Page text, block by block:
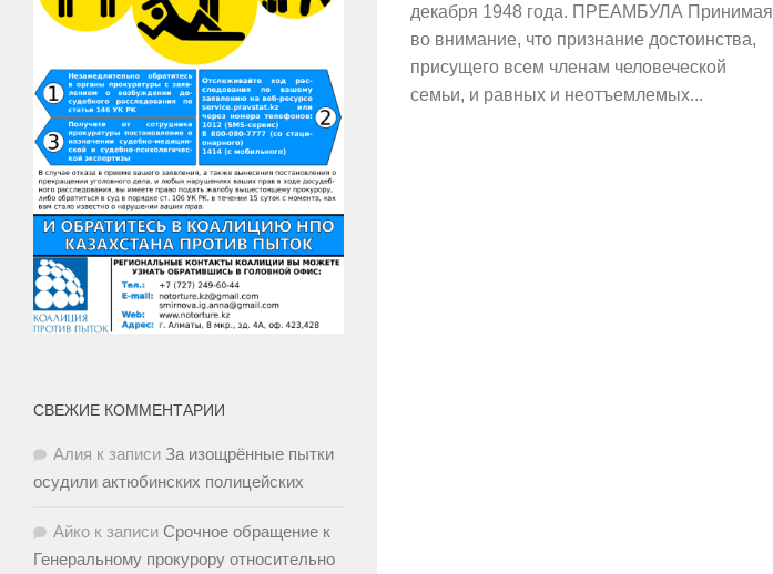
декабря 1948 года. ПРЕАМБУЛА Принимая
во внимание, что признание достоинства,
присущего всем членам человеческой
семьи, и равных и неотъемлемых...
СВЕЖИЕ КОММЕНТАРИИ
Алия к записи За изощрённые пытки
осудили актюбинских полицейских
Айко к записи Срочное обращение к
Генеральному прокурору относительно